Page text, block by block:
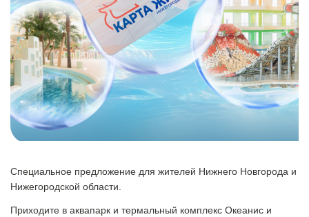
Специальное предложение для жителей Нижнего Новгорода и
Нижегородской области.
Приходите в аквапарк и термальный комплекс Океанис и